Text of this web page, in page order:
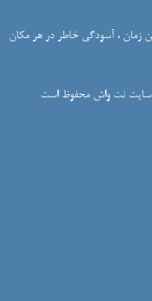
، آسودگی خاطر در هر مکان